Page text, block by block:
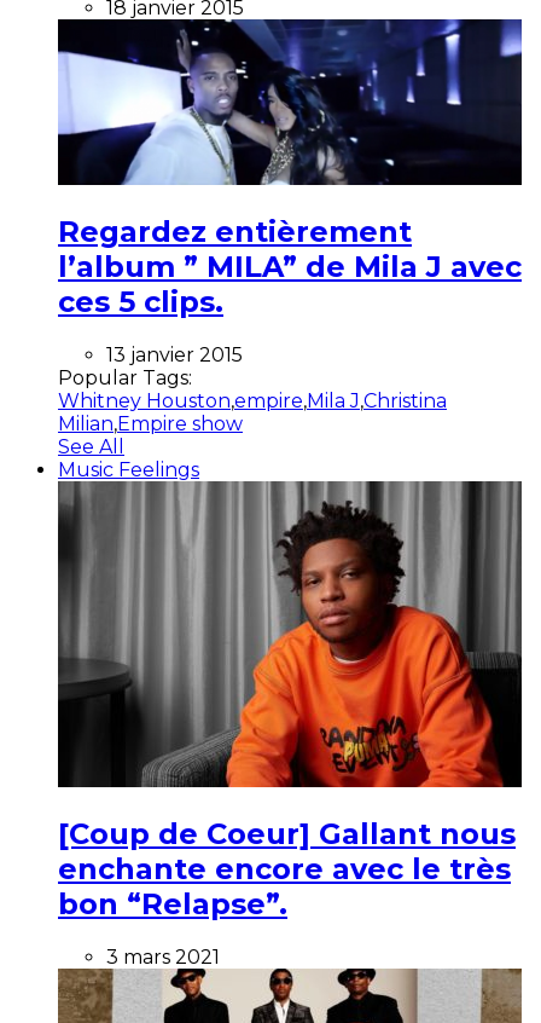
18 janvier 2015
Regardez entièrement
l’album ” MILA” de Mila J avec
ces 5 clips.
13 janvier 2015
Popular Tags:
Whitney Houston,empire,Mila J,Christina
Milian,Empire show
See All
Music Feelings
[Coup de Coeur] Gallant nous
enchante encore avec le très
bon “Relapse”.
3 mars 2021